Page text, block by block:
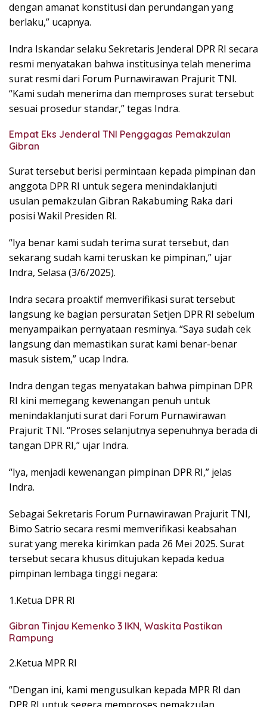
dengan amanat konstitusi dan perundangan yang
berlaku,” ucapnya.
Indra Iskandar selaku Sekretaris Jenderal DPR RI secara
resmi menyatakan bahwa institusinya telah menerima
surat resmi dari Forum Purnawirawan Prajurit TNI.
“Kami sudah menerima dan memproses surat tersebut
sesuai prosedur standar,” tegas Indra.
Empat Eks Jenderal TNI Penggagas Pemakzulan
Gibran
Surat tersebut berisi permintaan kepada pimpinan dan
anggota DPR RI untuk segera menindaklanjuti
usulan pemakzulan Gibran Rakabuming Raka dari
posisi Wakil Presiden RI.
“Iya benar kami sudah terima surat tersebut, dan
sekarang sudah kami teruskan ke pimpinan,” ujar
Indra, Selasa (3/6/2025).
Indra secara proaktif memverifikasi surat tersebut
langsung ke bagian persuratan Setjen DPR RI sebelum
menyampaikan pernyataan resminya. “Saya sudah cek
langsung dan memastikan surat kami benar-benar
masuk sistem,” ucap Indra.
Indra dengan tegas menyatakan bahwa pimpinan DPR
RI kini memegang kewenangan penuh untuk
menindaklanjuti surat dari Forum Purnawirawan
Prajurit TNI. “Proses selanjutnya sepenuhnya berada di
tangan DPR RI,” ujar Indra.
“Iya, menjadi kewenangan pimpinan DPR RI,” jelas
Indra.
Sebagai Sekretaris Forum Purnawirawan Prajurit TNI,
Bimo Satrio secara resmi memverifikasi keabsahan
surat yang mereka kirimkan pada 26 Mei 2025. Surat
tersebut secara khusus ditujukan kepada kedua
pimpinan lembaga tinggi negara:
1.Ketua DPR RI
Gibran Tinjau Kemenko 3 IKN, Waskita Pastikan
Rampung
2.Ketua MPR RI
“Dengan ini, kami mengusulkan kepada MPR RI dan